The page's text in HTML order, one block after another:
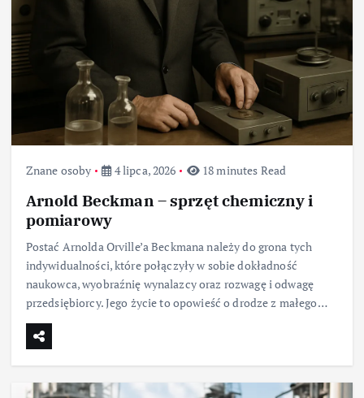
Znane osoby 4 lipca, 2026 18 minutes Read
Arnold Beckman – sprzęt chemiczny i
pomiarowy
Postać Arnolda Orville’a Beckmana należy do grona tych
indywidualności, które połączyły w sobie dokładność
naukowca, wyobraźnię wynalazcy oraz rozwagę i odwagę
przedsiębiorcy. Jego życie to opowieść o drodze z małego…